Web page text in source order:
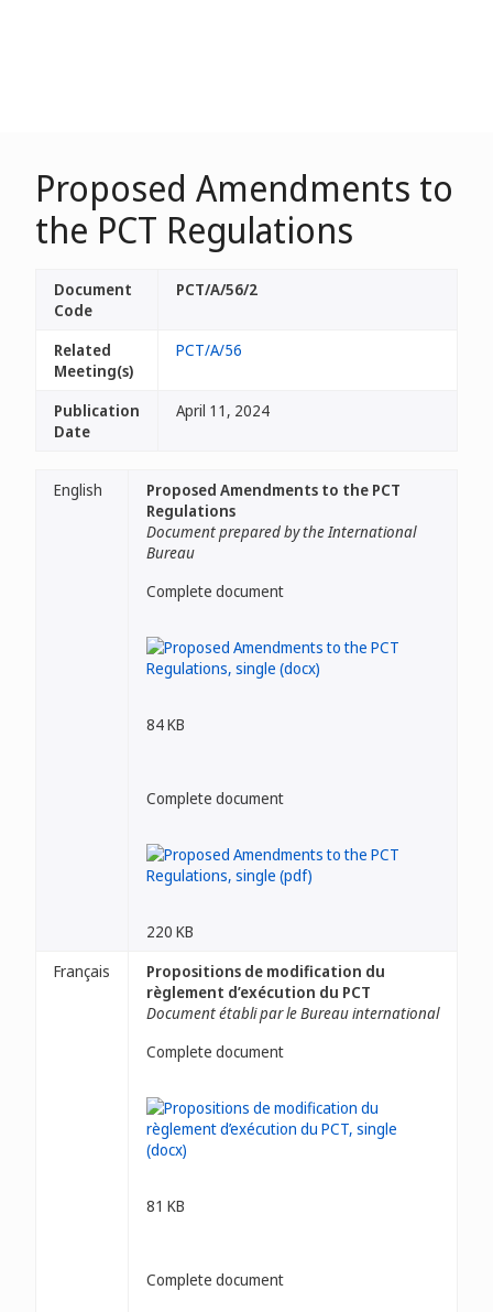
Proposed Amendments to
the PCT Regulations
Document
Code
PCT/A/56/2
Related
Meeting(s)
PCT/A/56
Publication
Date
April 11, 2024
English
Proposed Amendments to the PCT
Regulations
Document prepared by the International
Bureau
Complete document
84 KB
Complete document
220 KB
Français
Propositions de modification du
règlement d’exécution du PCT
Document établi par le Bureau international
Complete document
81 KB
Complete document